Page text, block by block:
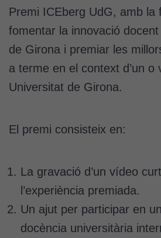
Premi ICEberg UdG, amb la
fomentar la innovació
de Girona i premiar les
a terme en el context d’un o
Universitat de Girona.
El premi consisteix en:
La gravació d’un vídeo
l’experiència premiada.
Un ajut per participar en
docència universitària